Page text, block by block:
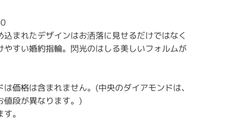
込まれたデザインはお洒落に見せるだけではなく
やすい婚約指輪。閃光のはしる美しいフォルムが
価格は含まれません。(中央のダイアモンドは、
値段が異なります。)
。